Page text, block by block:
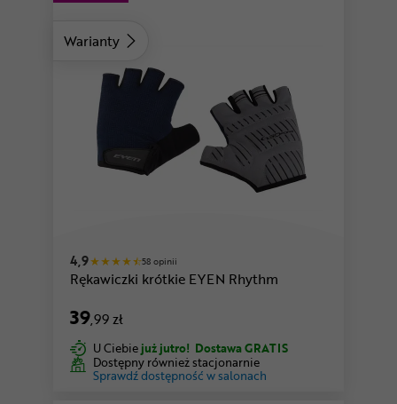
Warianty
4,9 58 opinii
Rękawiczki krótkie EYEN Rhythm
39,99 zł
U Ciebie już jutro! Dostawa GRATIS
Dostępny również stacjonarnie
Sprawdź dostępność w salonach